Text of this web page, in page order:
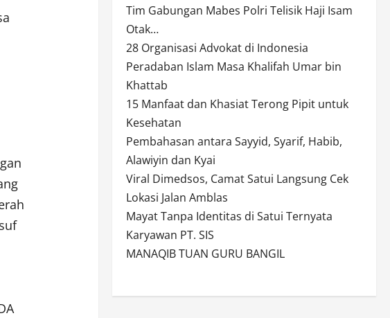
Tim Gabungan Mabes Polri Telisik Haji Isam
Otak…
28 Organisasi Advokat di Indonesia
Peradaban Islam Masa Khalifah Umar bin
Khattab
15 Manfaat dan Khasiat Terong Pipit untuk
Kesehatan
Pembahasan antara Sayyid, Syarif, Habib,
Alawiyin dan Kyai
Viral Dimedsos, Camat Satui Langsung Cek
Lokasi Jalan Amblas
Mayat Tanpa Identitas di Satui Ternyata
Karyawan PT. SIS
MANAQIB TUAN GURU BANGIL